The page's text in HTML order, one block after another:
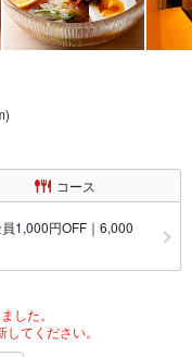
コース
1,000円OFF｜6,000
した。
てください。